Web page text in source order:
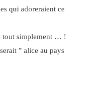
qui adoreraient ce
tout simplement … !
” alice au pays